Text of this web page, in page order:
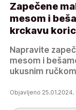
Zapečene
mesom i
krckavu
Napravite
mesom i
ukusnim
Objavljeno 25.01.2024.